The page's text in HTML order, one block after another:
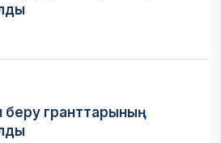
беру гранттарының